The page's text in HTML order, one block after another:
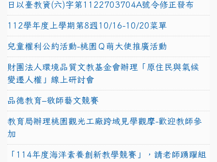
日以臺教資(六)字第1122703704A號令修正發布
112學年度上學期第8週10/16-10/20菜單
兒童權利公約活動-桃園Ｑ萌大使推廣活動
財團法人環境品質文教基金會辦理「原住民與氣候
變遷人權」線上研討會
品德教育–敬師藝文競賽
教育局辦理桃園觀光工廠跨域見學觀摩-歡迎教師參
加
「114年度海洋素養創新教學競賽」，請老師踴躍組